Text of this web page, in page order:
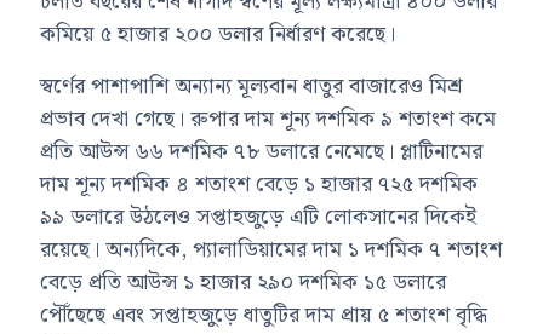
কমিয়ে ৫ হাজার ২০০ ডলার নির্ধারণ করেছে।
স্বর্ণের পাশাপাশি অন্যান্য মূল্যবান ধাতুর বাজারেও মিশ্র
প্রভাব দেখা গেছে। রুপার দাম শূন্য দশমিক ৯ শতাংশ কমে
প্রতি আউন্স ৬৬ দশমিক ৭৮ ডলারে নেমেছে। প্লাটিনামের
দাম শূন্য দশমিক ৪ শতাংশ বেড়ে ১ হাজার ৭২৫ দশমিক
৯৯ ডলারে উঠলেও সপ্তাহজুড়ে এটি লোকসানের দিকেই
রয়েছে। অন্যদিকে, প্যালাডিয়ামের দাম ১ দশমিক ৭ শতাংশ
বেড়ে প্রতি আউন্স ১ হাজার ২৯০ দশমিক ১৫ ডলারে
পৌঁছেছে এবং সপ্তাহজুড়ে ধাতুটির দাম প্রায় ৫ শতাংশ বৃদ্ধি